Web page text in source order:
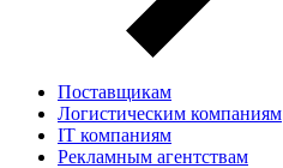
Поставщикам
Логистическим компаниям
IT компаниям
Рекламным агентствам